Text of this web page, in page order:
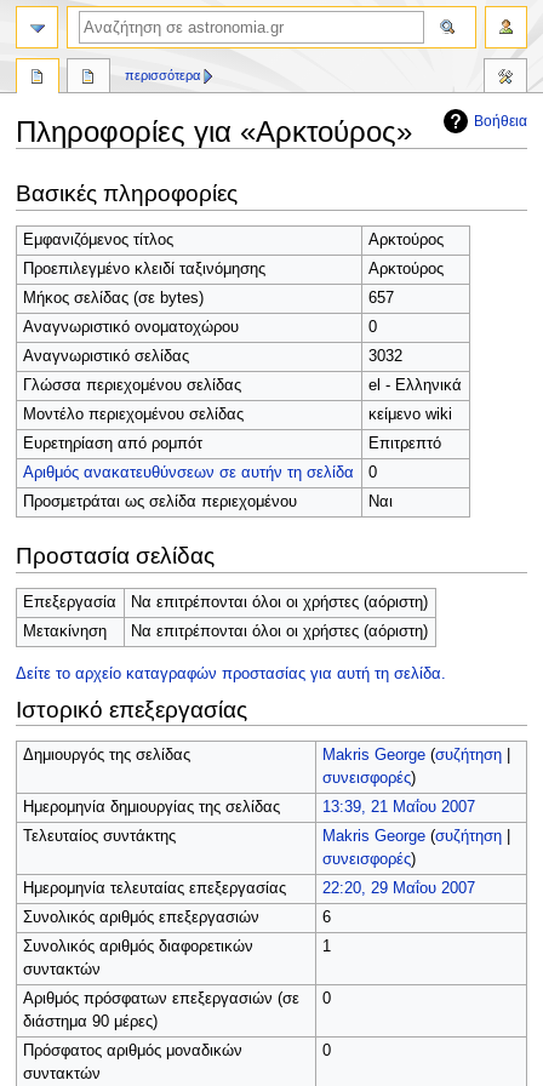
Βοήθεια
Πληροφορίες για «Αρκτούρος»
στην
πλοήγηση
στην
αναζήτηση
Βασικές πληροφορίες
Εμφανιζόμενος τίτλος
Αρκτούρος
Προεπιλεγμένο κλειδί ταξινόμησης
Αρκτούρος
Μήκος σελίδας (σε bytes)
657
Αναγνωριστικό ονοματοχώρου
0
Αναγνωριστικό σελίδας
3032
Γλώσσα περιεχομένου σελίδας
el - Ελληνικά
Μοντέλο περιεχομένου σελίδας
κείμενο wiki
Ευρετηρίαση από ρομπότ
Επιτρεπτό
Αριθμός ανακατευθύνσεων σε αυτήν τη σελίδα
0
Προσμετράται ως σελίδα περιεχομένου
Ναι
Προστασία σελίδας
Επεξεργασία
Να επιτρέπονται όλοι οι χρήστες (αόριστη)
Μετακίνηση
Να επιτρέπονται όλοι οι χρήστες (αόριστη)
Δείτε το αρχείο καταγραφών προστασίας για αυτή τη σελίδα.
Ιστορικό επεξεργασίας
Δημιουργός της σελίδας Makris George (συζήτηση|
συνεισφορές)
Ημερομηνία δημιουργίας της σελίδας
13:39, 21 Μαΐου 2007
Τελευταίος συντάκτης
Makris George (συζήτηση|
συνεισφορές)
Ημερομηνία τελευταίας επεξεργασίας
22:20, 29 Μαΐου 2007
Συνολικός αριθμός επεξεργασιών
6
Συνολικός αριθμός διαφορετικών
συντακτών
1
Αριθμός πρόσφατων επεξεργασιών (σε
διάστημα 90 μέρες)
0
Πρόσφατος αριθμός μοναδικών
συντακτών
0
περισσότερα
αναζήτηση